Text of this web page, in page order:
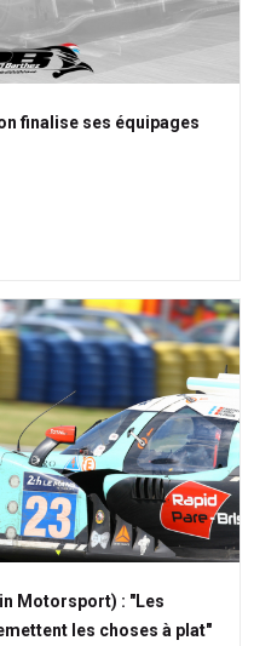
finalise ses équipages
Motorsport) : "Les
les choses à plat"